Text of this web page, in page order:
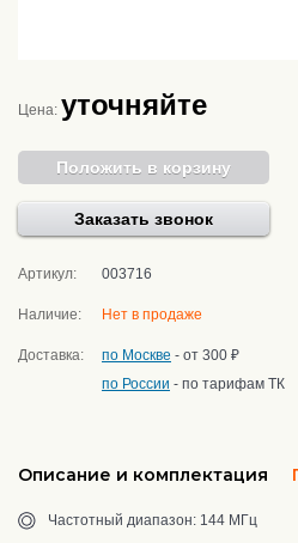
Цена: уточняйте
Положить в корзину
Заказать звонок
Артикул: 003716
Наличие: Нет в продаже
Доставка: по Москве - от 300 ₽
по России - по тарифам ТК
Описание и комплектация
Частотный диапазон: 144 МГц